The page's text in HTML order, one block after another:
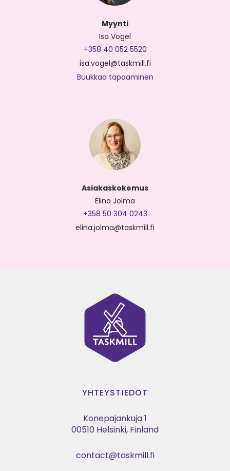
Myynti
Isa Vogel
+358 40 052 5520
isa.vogel@taskmill.fi
Buukkaa tapaaminen
Asiakaskokemus
Elina Jolma
+358 50 304 0243
elina.jolma@taskmill.fi
YHTEYSTIEDOT
Konepajankuja 1
00510 Helsinki, Finland
contact@taskmill.fi